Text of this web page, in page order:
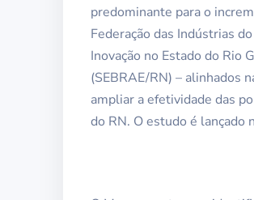
predominante para o
Federação das Indústrias
Inovação no Estado do Rio
(SEBRAE/RN) – alinhados
ampliar a efetividade das
do RN. O estudo é lançado